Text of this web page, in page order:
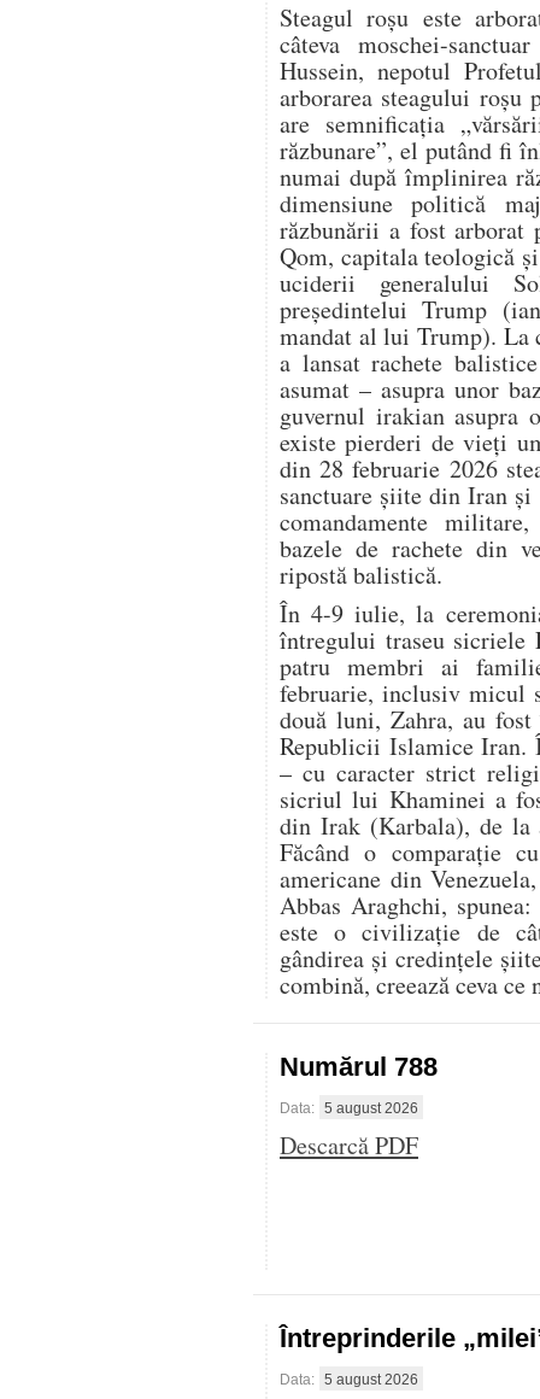
Steagul roșu este
câteva moschei-
Hussein, nepotul
arborarea steagului roșu
are semnificația
răzbunare”, el putând fi
numai după împlinirea
dimensiune politică
răzbunării a fost arborat
Qom, capitala teologică
uciderii generalului
președintelui Trump
mandat al lui Trump). La
a lansat rachete
asumat – asupra unor
guvernul irakian asupra
existe pierderi de vieți
din 28 februarie 2026
sanctuare șiite din Iran
comandamente
bazele de rachete din
ripostă balistică.
În 4-9 iulie, la
întregului traseu
patru membri ai
februarie, inclusiv micul
două luni, Zahra, au
Republicii Islamice Iran.
– cu caracter strict
sicriul lui Khaminei a
din Irak (Karbala), de
Făcând o comparație
americane din
Abbas Araghchi,
este o civilizație de
gândirea și credințele
combină, creează ceva
Numărul 788
Data: 5 august 2026
Descarcă PDF
Întreprinderile
Data: 5 august 2026